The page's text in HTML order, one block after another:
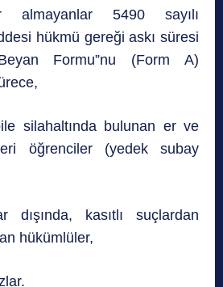
almayanlar 5490 sayılı
hükmü gereği askı süresi
Formu”nu (Form A)
silahaltında bulunan er ve
öğrenciler (yedek subay
dışında, kasıtlı suçlardan
hükümlüler,